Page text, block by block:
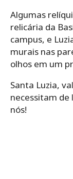
Algumas
relicária da
campus, e
murais nas
olhos em um
Santa Luzia,
necessitam
nós!